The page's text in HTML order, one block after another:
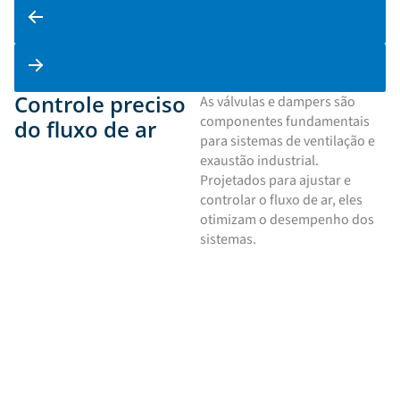
Controle preciso
do fluxo de ar
As válvulas e dampers são
componentes fundamentais
para sistemas de ventilação e
exaustão industrial.
Projetados para ajustar e
controlar o fluxo de ar, eles
otimizam o desempenho dos
sistemas.